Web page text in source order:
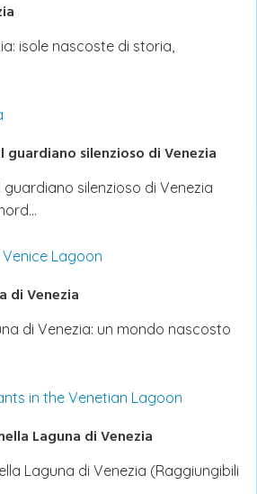
isole nascoste di storia,
guardiano silenzioso di Venezia
guardiano silenzioso di Venezia
di Venezia
di Venezia: un mondo nascosto
Laguna di Venezia
Laguna di Venezia (Raggiungibili